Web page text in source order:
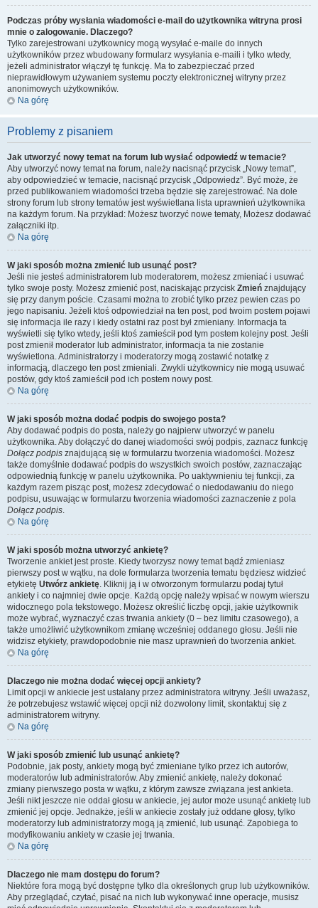
Podczas próby wysłania wiadomości e-mail do użytkownika witryna prosi
mnie o zalogowanie. Dlaczego?
Tylko zarejestrowani użytkownicy mogą wysyłać e-maile do innych
użytkowników przez wbudowany formularz wysyłania e-maili i tylko wtedy,
jeżeli administrator włączył tę funkcję. Ma to zabezpieczać przed
nieprawidłowym używaniem systemu poczty elektronicznej witryny przez
anonimowych użytkowników.
Na górę
Problemy z pisaniem
Jak utworzyć nowy temat na forum lub wysłać odpowiedź w temacie?
Aby utworzyć nowy temat na forum, należy nacisnąć przycisk „Nowy temat”,
aby odpowiedzieć w temacie, nacisnąć przycisk „Odpowiedz”. Być może, że
przed publikowaniem wiadomości trzeba będzie się zarejestrować. Na dole
strony forum lub strony tematów jest wyświetlana lista uprawnień użytkownika
na każdym forum. Na przykład: Możesz tworzyć nowe tematy, Możesz dodawać
załączniki itp.
Na górę
W jaki sposób można zmienić lub usunąć post?
Jeśli nie jesteś administratorem lub moderatorem, możesz zmieniać i usuwać
tylko swoje posty. Możesz zmienić post, naciskając przycisk Zmień znajdujący
się przy danym poście. Czasami można to zrobić tylko przez pewien czas po
jego napisaniu. Jeżeli ktoś odpowiedział na ten post, pod twoim postem pojawi
się informacja ile razy i kiedy ostatni raz post był zmieniany. Informacja ta
wyświetli się tylko wtedy, jeśli ktoś zamieścił pod tym postem kolejny post. Jeśli
post zmienił moderator lub administrator, informacja ta nie zostanie
wyświetlona. Administratorzy i moderatorzy mogą zostawić notatkę z
informacją, dlaczego ten post zmieniali. Zwykli użytkownicy nie mogą usuwać
postów, gdy ktoś zamieścił pod ich postem nowy post.
Na górę
W jaki sposób można dodać podpis do swojego posta?
Aby dodawać podpis do posta, należy go najpierw utworzyć w panelu
użytkownika. Aby dołączyć do danej wiadomości swój podpis, zaznacz funkcję
Dołącz podpis znajdującą się w formularzu tworzenia wiadomości. Możesz
także domyślnie dodawać podpis do wszystkich swoich postów, zaznaczając
odpowiednią funkcję w panelu użytkownika. Po uaktywnieniu tej funkcji, za
każdym razem pisząc post, możesz zdecydować o niedodawaniu do niego
podpisu, usuwając w formularzu tworzenia wiadomości zaznaczenie z pola
Dołącz podpis.
Na górę
W jaki sposób można utworzyć ankietę?
Tworzenie ankiet jest proste. Kiedy tworzysz nowy temat bądź zmieniasz
pierwszy post w wątku, na dole formularza tworzenia tematu będziesz widzieć
etykietę Utwórz ankietę. Kliknij ją i w otworzonym formularzu podaj tytuł
ankiety i co najmniej dwie opcje. Każdą opcję należy wpisać w nowym wierszu
widocznego pola tekstowego. Możesz określić liczbę opcji, jakie użytkownik
może wybrać, wyznaczyć czas trwania ankiety (0 – bez limitu czasowego), a
także umożliwić użytkownikom zmianę wcześniej oddanego głosu. Jeśli nie
widzisz etykiety, prawdopodobnie nie masz uprawnień do tworzenia ankiet.
Na górę
Dlaczego nie można dodać więcej opcji ankiety?
Limit opcji w ankiecie jest ustalany przez administratora witryny. Jeśli uważasz,
że potrzebujesz wstawić więcej opcji niż dozwolony limit, skontaktuj się z
administratorem witryny.
Na górę
W jaki sposób zmienić lub usunąć ankietę?
Podobnie, jak posty, ankiety mogą być zmieniane tylko przez ich autorów,
moderatorów lub administratorów. Aby zmienić ankietę, należy dokonać
zmiany pierwszego posta w wątku, z którym zawsze związana jest ankieta.
Jeśli nikt jeszcze nie oddał głosu w ankiecie, jej autor może usunąć ankietę lub
zmienić jej opcje. Jednakże, jeśli w ankiecie zostały już oddane głosy, tylko
moderatorzy lub administratorzy mogą ją zmienić, lub usunąć. Zapobiega to
modyfikowaniu ankiety w czasie jej trwania.
Na górę
Dlaczego nie mam dostępu do forum?
Niektóre fora mogą być dostępne tylko dla określonych grup lub użytkowników.
Aby przeglądać, czytać, pisać na nich lub wykonywać inne operacje, musisz